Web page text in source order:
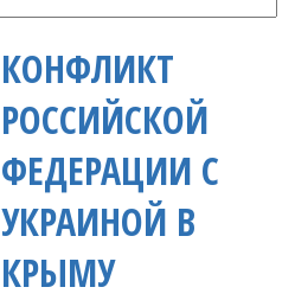
КОНФЛИКТ
РОССИЙСКОЙ
ФЕДЕРАЦИИ С
УКРАИНОЙ В
КРЫМУ